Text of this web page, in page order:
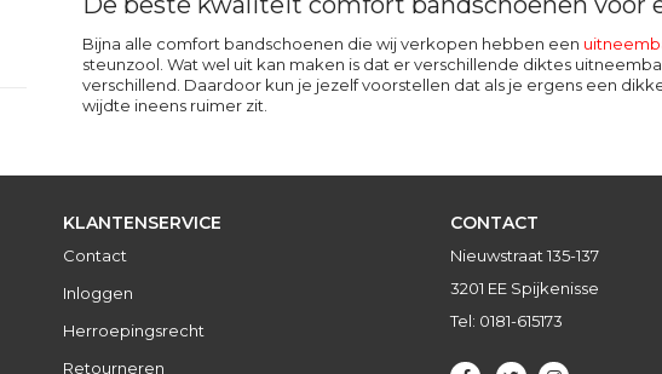
Bijna alle comfort bandschoenen die wij verkopen hebben een
steunzool. Wat wel uit kan maken is dat er verschillende diktes
verschillend. Daardoor kun je jezelf voorstellen dat als je ergens een
wijdte ineens ruimer zit.
KLANTENSERVICE
Contact
Inloggen
Herroepingsrecht
Retourneren
CONTACT
Nieuwstraat 135-137
3201 EE Spijkenisse
Tel: 0181-615173